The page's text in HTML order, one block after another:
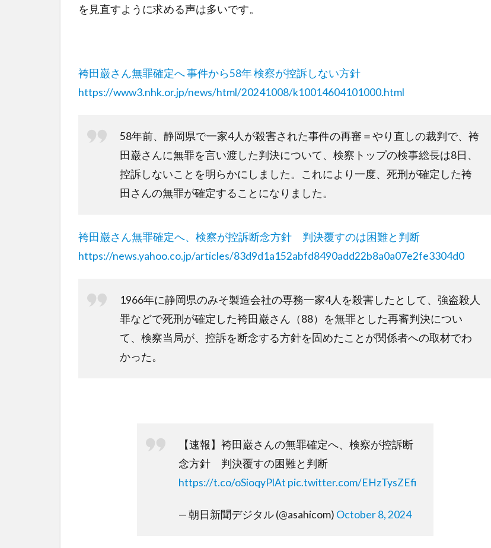
を見直すように求める声は多いです。
袴田巌さん無罪確定へ 事件から58年 検察が控訴しない方針
https://www3.nhk.or.jp/news/html/20241008/k10014604101000.html
58年前、静岡県で一家4人が殺害された事件の再審＝やり直しの裁判で、袴
田巌さんに無罪を言い渡した判決について、検察トップの検事総長は8日、
控訴しないことを明らかにしました。これにより一度、死刑が確定した袴
田さんの無罪が確定することになりました。
袴田巌さん無罪確定へ、検察が控訴断念方針 判決覆すのは困難と判断
https://news.yahoo.co.jp/articles/83d9d1a152abfd8490add22b8a0a07e2fe3304d0
1966年に静岡県のみそ製造会社の専務一家4人を殺害したとして、強盗殺人
罪などで死刑が確定した袴田巌さん（88）を無罪とした再審判決につい
て、検察当局が、控訴を断念する方針を固めたことが関係者への取材でわ
かった。
【速報】袴田巌さんの無罪確定へ、検察が控訴断
念方針 判決覆すの困難と判断
https://t.co/oSioqyPlAt pic.twitter.com/EHzTysZEfi
— 朝日新聞デジタル (@asahicom) October 8, 2024